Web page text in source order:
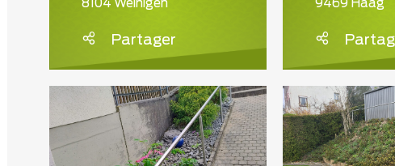
8104 Weinigen
Partager
9469 Haag